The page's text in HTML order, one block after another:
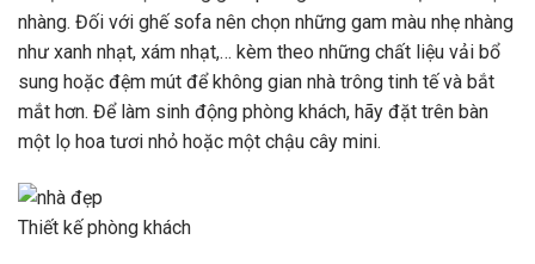
nhàng. Đối với ghế sofa nên chọn những gam màu nhẹ nhàng
như xanh nhạt, xám nhạt,… kèm theo những chất liệu vải bổ
sung hoặc đệm mút để không gian nhà trông tinh tế và bắt
mắt hơn. Để làm sinh động phòng khách, hãy đặt trên bàn
một lọ hoa tươi nhỏ hoặc một chậu cây mini.
Thiết kế phòng khách